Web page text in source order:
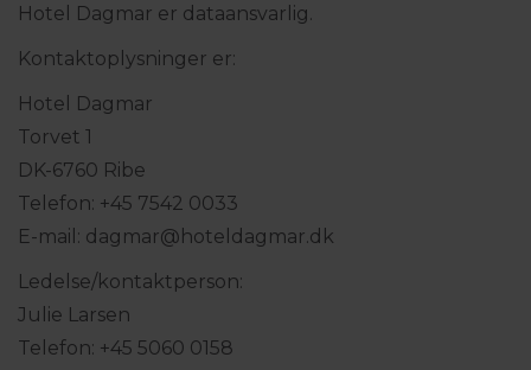
Hotel Dagmar er dataansvarlig.
Kontaktoplysninger er:
Hotel Dagmar
Torvet 1
DK-6760 Ribe
Telefon: +45 7542 0033
E-mail: dagmar@hoteldagmar.dk
Ledelse/kontaktperson:
Julie Larsen
Telefon: +45 5060 0158